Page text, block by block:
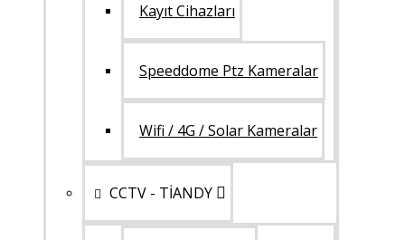
Kayıt Cihazları
Speeddome Ptz Kameralar
Wifi / 4G / Solar Kameralar
CCTV - TİANDY